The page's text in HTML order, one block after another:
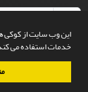
این وب سایت از کوکی
خدمات استفاده می